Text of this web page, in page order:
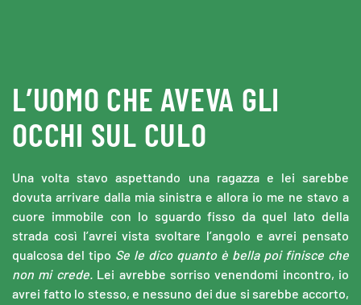
L’UOMO CHE AVEVA GLI
OCCHI SUL CULO
Una volta stavo aspettando una ragazza e lei sarebbe
dovuta arrivare dalla mia sinistra e allora io me ne stavo a
cuore immobile con lo sguardo fisso da quel lato della
strada così l’avrei vista svoltare l’angolo e avrei pensato
qualcosa del tipo Se le dico quanto è bella poi finisce che
non mi crede. Lei avrebbe sorriso venendomi incontro, io
avrei fatto lo stesso, e nessuno dei due si sarebbe accorto,